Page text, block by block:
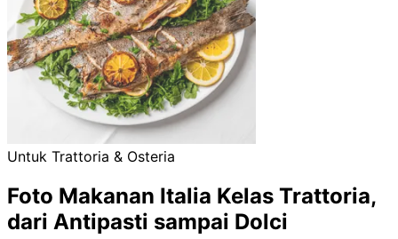
Untuk Trattoria & Osteria
Foto Makanan Italia Kelas Trattoria,
dari Antipasti sampai Dolci